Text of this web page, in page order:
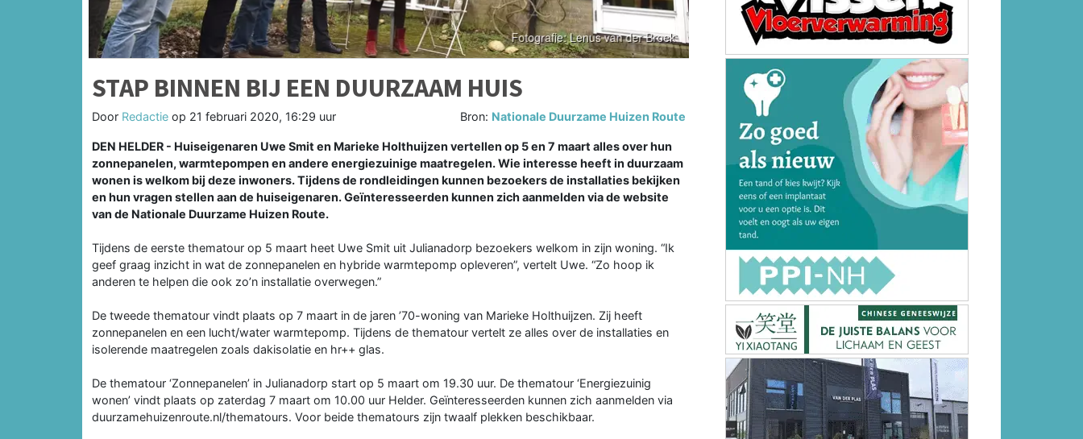
STAP BINNEN BIJ EEN DUURZAAM HUIS
Door Redactie op 21 februari 2020, 16:29 uur Bron: Nationale Duurzame Huizen Route
DEN HELDER - Huiseigenaren Uwe Smit en Marieke Holthuijzen vertellen op 5 en 7 maart alles over hun
zonnepanelen, warmtepompen en andere energiezuinige maatregelen. Wie interesse heeft in duurzaam
wonen is welkom bij deze inwoners. Tijdens de rondleidingen kunnen bezoekers de installaties bekijken
en hun vragen stellen aan de huiseigenaren. Geïnteresseerden kunnen zich aanmelden via de website
van de Nationale Duurzame Huizen Route.
Tijdens de eerste thematour op 5 maart heet Uwe Smit uit Julianadorp bezoekers welkom in zijn woning. “Ik
geef graag inzicht in wat de zonnepanelen en hybride warmtepomp opleveren”, vertelt Uwe. “Zo hoop ik
anderen te helpen die ook zo’n installatie overwegen.”
De tweede thematour vindt plaats op 7 maart in de jaren ’70-woning van Marieke Holthuijzen. Zij heeft
zonnepanelen en een lucht/water warmtepomp. Tijdens de thematour vertelt ze alles over de installaties en
isolerende maatregelen zoals dakisolatie en hr++ glas.
De thematour ‘Zonnepanelen’ in Julianadorp start op 5 maart om 19.30 uur. De thematour ‘Energiezuinig
wonen’ vindt plaats op zaterdag 7 maart om 10.00 uur Helder. Geïnteresseerden kunnen zich aanmelden via
duurzamehuizenroute.nl/thematours. Voor beide thematours zijn twaalf plekken beschikbaar.